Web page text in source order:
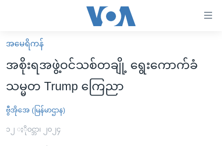
လွယ်ကူ
စေ
များ
ပင်မ
မူလစာမျက်နှာ
မြန်မာ
ကမ္ဘာ့သတင်းများ
နိုင်ငံတကာ
ဗွီဒီယို
အမေရိကန်
အစိုးရအဖွဲ့ဝင်သစ်တချို့ ရွေးကောက်ခံ
သမ္မတ Trump ကြေညာ
ဗွီအိုအေ (မြန်မာဌာန)
၁၂ ႏိုဝင္ဘာ၊ ၂၀၂၄